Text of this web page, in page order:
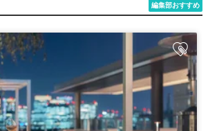
編集部おすすめ